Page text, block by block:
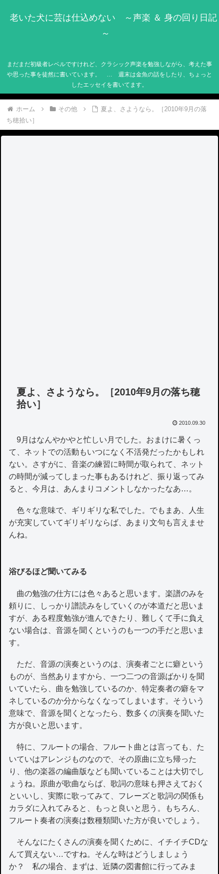
老いた犬に芸は仕込めない ～声楽 ＆ 身の回り日記
～
まだまだ初級者レベルですけれど、クラシック声楽を勉強しながら、考えた事
や思った事を徒然に書いています。 … 週末は金魚の話をしたり、ちょっと
したエッセイを書いてます。
ホーム その他
夏よ、さようなら。［2010年9月の落
ち穂拾い］
夏よ、さようなら。［2010年9月の落ち穂
拾い］
2010.09.30
9月はなんやかやと忙しい月でした。おまけに暑くっ
て、ネットでの活動もいつになく不活発だったかもしれ
ない。さすがに、音楽の練習に時間が取られて、ネット
の時間が減ってしまった事もあるけれど、振り返ってみ
ると、今月は、あんまりコメントしなかったなあ…。
色々な意味で、ギリギリな私でした。でもまあ、人生
が充実していてギリギリならば、あまり文句も言えませ
んね。
浴びるほど聞いてみる
曲の勉強の仕方には色々あると思います。楽譜のみを
頼りに、しっかり譜読みをしていくのが本道だと思いま
すが、ある程度勉強が進んできたり、難しくて手に負え
ない場合は、音源を聞くというのも一つの手だと思いま
す。
ただ、音源の演奏というのは、演奏者ごとに癖という
ものが、当然ありますから、一つ二つの音源ばかりを聞
いていたら、曲を勉強しているのか、特定奏者の癖をマ
ネしているのか分からなくなってしまいます。そういう
意味で、音源を聞くとなったら、数多くの演奏を聞いた
方が良いと思います。
特に、フルートの場合、フルート曲とは言っても、た
いていはアレンジものなので、その原曲に立ち帰った
り、他の楽器の編曲版なども聞いていることは大切でし
ょうね。原曲が歌曲ならば、歌詞の意味も押さえておく
といいし、実際に歌ってみて、フレーズと歌詞の関係も
カラダに入れてみると、もっと良いと思う。もちろん、
フルート奏者の演奏は数種類聞いた方が良いでしょう。
そんなにたくさんの演奏を聞くために、イチイチCDな
んて買えない…ですね。そんな時はどうしましょう
か？ 私の場合、まずは、近隣の図書館に行ってみま